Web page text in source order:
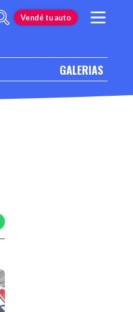
Vendé tu auto
GALERIAS